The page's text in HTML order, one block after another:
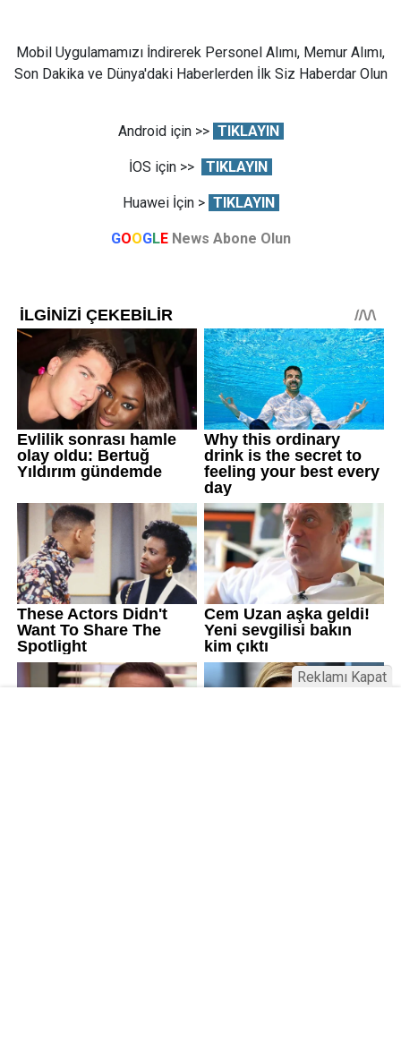
Mobil Uygulamamızı İndirerek Personel Alımı, Memur Alımı,
Son Dakika ve Dünya'daki Haberlerden İlk Siz Haberdar Olun
Android için >> TIKLAYIN
İOS için >> TIKLAYIN
Huawei İçin > TIKLAYIN
GOOGLE News Abone Olun
Reklamı Kapat